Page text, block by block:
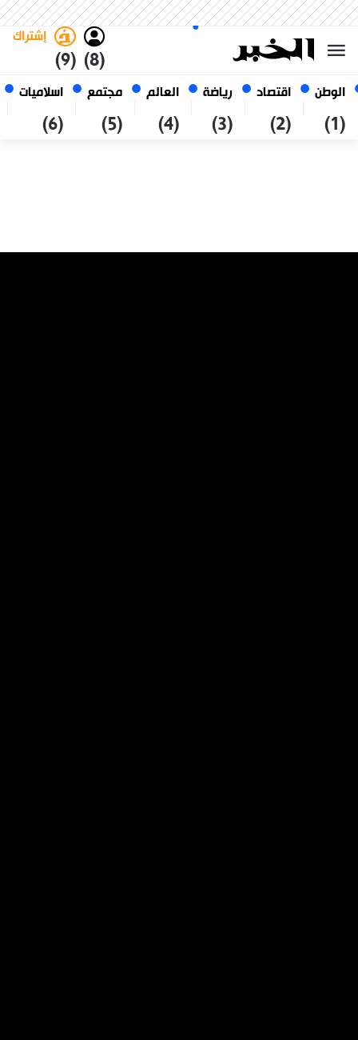
الوطن
(1)
اقتصاد
(2)
رياضة
(3)
العالم
(4)
مجتمع
(5)
اسلاميات
(6)
(8)
إشتراك
(9)
07 أغسطس 2026
الجزائر